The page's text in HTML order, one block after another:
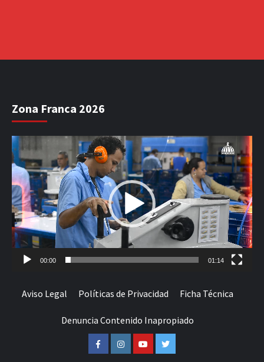
Zona Franca 2026
Reproductor
de
vídeo
00:00 01:14
Aviso Legal Políticas de Privacidad Ficha Técnica
Denuncia Contenido Inapropiado
FacebookInstagramYoutubeTwitter